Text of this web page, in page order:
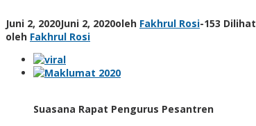
Juni 2, 2020Juni 2, 2020oleh Fakhrul Rosi-153 Dilihat
oleh Fakhrul Rosi
Suasana Rapat Pengurus Pesantren